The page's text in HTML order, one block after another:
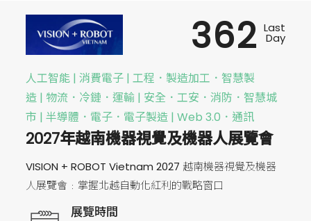
人工智能 | 消費電子 | 工程．製造加工．智慧製
造 | 物流．冷鏈．運輸 | 安全．工安．消防．智慧城
市 | 半導體．電子．電子製造 | Web 3.0．通訊
2027年越南機器視覺及機器人展覽會
VISION + ROBOT Vietnam 2027 越南機器視覺及機器
人展覽會﹕掌握北越自動化紅利的戰略窗口
展覽時間
362 Last
Day